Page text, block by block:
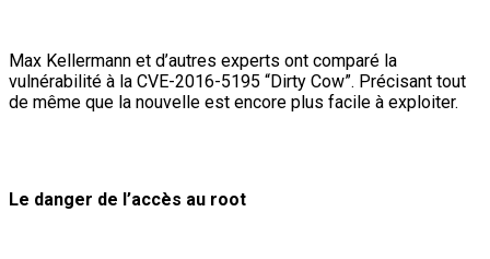
Max Kellermann et d’autres experts ont comparé la
vulnérabilité à la CVE-2016-5195 “Dirty Cow”. Précisant tout
de même que la nouvelle est encore plus facile à exploiter.
Le danger de l’accès au root